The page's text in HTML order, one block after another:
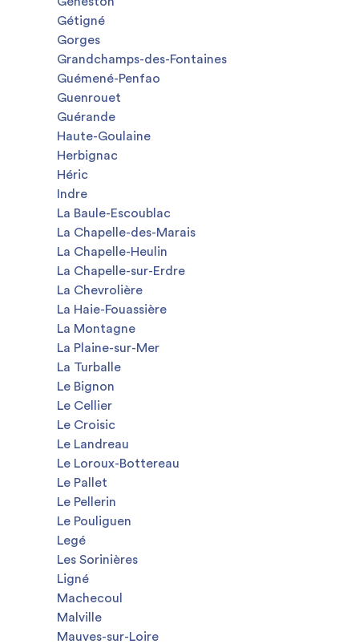
Gétigné
Gorges
Grandchamps-des-Fontaines
Guémené-Penfao
Guenrouet
Guérande
Haute-Goulaine
Herbignac
Héric
Indre
La Baule-Escoublac
La Chapelle-des-Marais
La Chapelle-Heulin
La Chapelle-sur-Erdre
La Chevrolière
La Haie-Fouassière
La Montagne
La Plaine-sur-Mer
La Turballe
Le Bignon
Le Cellier
Le Croisic
Le Landreau
Le Loroux-Bottereau
Le Pallet
Le Pellerin
Le Pouliguen
Legé
Les Sorinières
Ligné
Machecoul
Malville
Mauves-sur-Loire